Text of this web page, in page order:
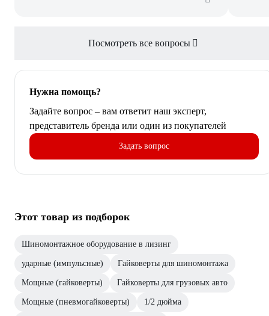
Посмотреть все вопросы
Нужна помощь?
Задайте вопрос – вам ответит наш эксперт,
представитель бренда или один из покупателей
Задать вопрос
Этот товар из подборок
Шиномонтажное оборудование в лизинг
ударные (импульсные) Гайковерты для шиномонтажа
Мощные (гайковерты) Гайковерты для грузовых авто
Мощные (пневмогайковерты) 1/2 дюйма